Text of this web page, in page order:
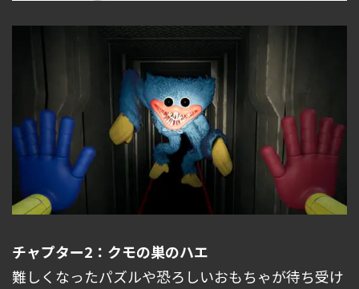
チャプター2：クモの巣のハエ
難しくなったパズルや恐ろしいおもちゃが待ち受け